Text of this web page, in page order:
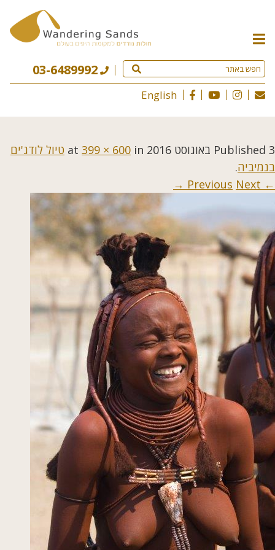
תפריט
האתר
03-6489992
English
Published 3 באוגוסט 2016 399 × 600 in
טיול לודג'ים
בנמיביה.
← Previous
Next →